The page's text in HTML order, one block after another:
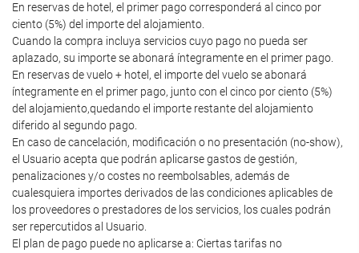
En reservas de hotel, el primer pago corresponderá al cinco por
ciento (5%) del importe del alojamiento.
Cuando la compra incluya servicios cuyo pago no pueda ser
aplazado, su importe se abonará íntegramente en el primer pago.
En reservas de vuelo + hotel, el importe del vuelo se abonará
íntegramente en el primer pago, junto con el cinco por ciento (5%)
del alojamiento,quedando el importe restante del alojamiento
diferido al segundo pago.
En caso de cancelación, modificación o no presentación (no-show),
el Usuario acepta que podrán aplicarse gastos de gestión,
penalizaciones y/o costes no reembolsables, además de
cualesquiera importes derivados de las condiciones aplicables de
los proveedores o prestadores de los servicios, los cuales podrán
ser repercutidos al Usuario.
El plan de pago puede no aplicarse a: Ciertas tarifas no